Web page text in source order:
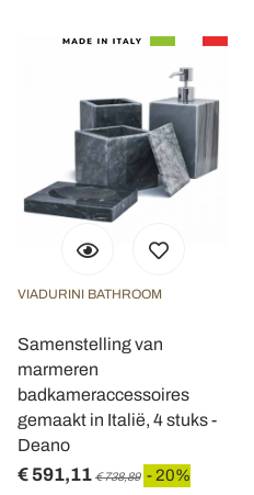
VIADURINI BATHROOM
Samenstelling van
marmeren
badkameraccessoires
gemaakt in Italië, 4 stuks -
Deano
€ 591,11 € 738,89 - 20%